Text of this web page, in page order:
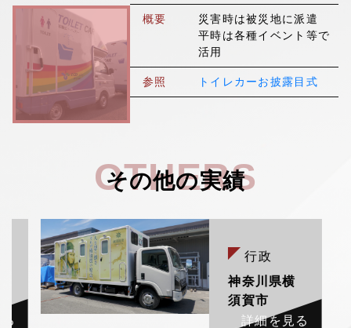
概要
災害時は被災地に派遣
平時は各種イベント等で
活用
参照 トイレカーお披露目式
OTHERS
その他の実績
行政
神奈川県横
須賀市
詳細を見る